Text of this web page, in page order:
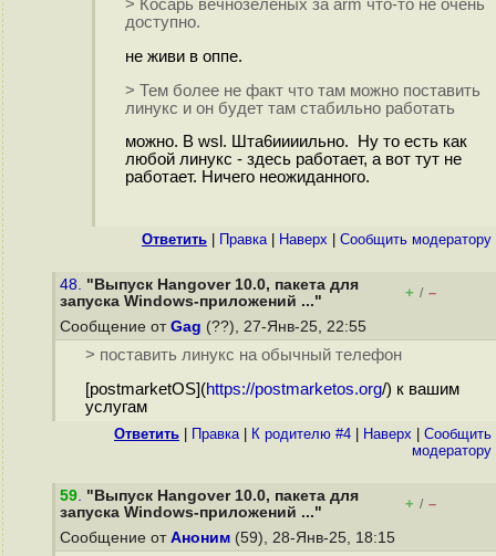
> Косарь вечнозелёных за arm что-то не очень
доступно.
не живи в оппе.
> Тем более не факт что там можно поставить
линукс и он будет там стабильно работать
можно. В wsl. Шта6иииильно. Ну то есть как
любой линукс - здесь работает, а вот тут не
работает. Ничего неожиданного.
Ответить Правка| Наверх Cообщить модератору
48. "Выпуск Hangover 10.0, пакета для
запуска Windows-приложений ..."
+ / –
Сообщение от Gag (??), 27-Янв-25, 22:55
> поставить линукс на обычный телефон
[postmarketOS](https://postmarketos.org/) к вашим
услугам
Ответить Правка| К родителю #4 Наверх
Cообщить
модератору
59. "Выпуск Hangover 10.0, пакета для
запуска Windows-приложений ..."
+ / –
Сообщение от Аноним (59), 28-Янв-25, 18:15